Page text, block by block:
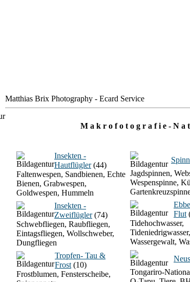
Matthias Brix Photography - Ecard Service
M a k r o f o t o g r a f i e - N a
Insekten -
Hautflügler(44)
Faltenwespen, Sandbienen, Echte
Bienen, Grabwespen,
Goldwespen, Hummeln
Insekten -
Zweiflügler(74)
Schwebfliegen, Raubfliegen,
Eintagsfliegen, Wollschweber,
Dungfliegen
Tropfen- Tau &
Frost (10)
Frostblumen, Fensterscheibe,
Jagdspinnen,
Wespenspinne,
Flut
Tidehochwasser,
Wassergewalt,
Tongariro-